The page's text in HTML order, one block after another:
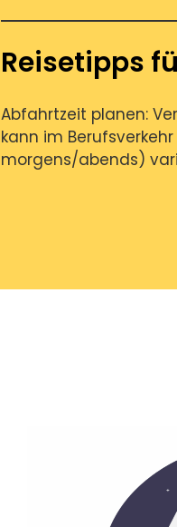
Reisetipps
Abfahrtzeit planen:
kann im Berufsverkehr
morgens/abends)